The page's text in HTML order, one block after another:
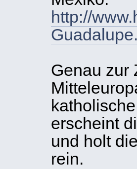
http://
Genau zur
erscheint
und holt
rein.